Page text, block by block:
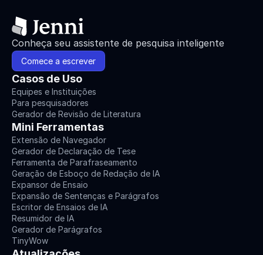
Conheça seu assistente de pesquisa inteligente
Comece a escrever
Casos de Uso
Equipes e Instituições
Para pesquisadores
Gerador de Revisão de Literatura
Mini Ferramentas
Extensão de Navegador
Gerador de Declaração de Tese
Ferramenta de Parafraseamento
Geração de Esboço de Redação de IA
Expansor de Ensaio
Expansão de Sentenças e Parágrafos
Escritor de Ensaios de IA
Resumidor de IA
Gerador de Parágrafos
TinyWow